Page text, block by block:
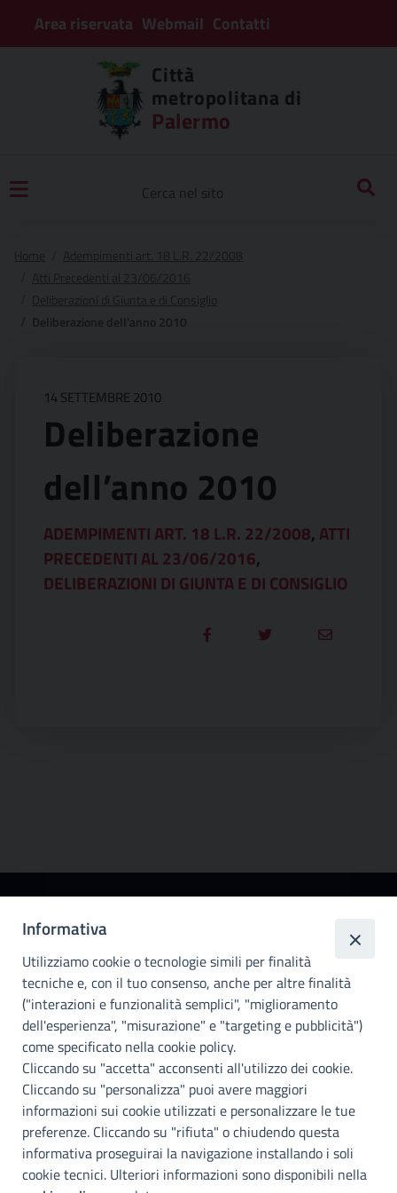
Area riservata Webmail Contatti
Città
metropolitana di
Palermo
14 SETTEMBRE 2010
Deliberazione
dell’anno 2010
ADEMPIMENTI ART. 18 L.R. 22/2008, ATTI
PRECEDENTI AL 23/06/2016,
DELIBERAZIONI DI GIUNTA E DI CONSIGLIO
metropolitana di
Palermo
Info e contatti
Città Metropoliitana di Palermo
Via Maqueda, 100 - 90134 - Palermo
Cod. Fisc. 80021470820
PEC: cm.pa@cert.cittametropolitana.pa.it
I nostri canali social
Accessibilità
Informativa
Utilizziamo cookie o tecnologie simili per finalità
tecniche e, con il tuo consenso, anche per altre finalità
("interazioni e funzionalità semplici", "miglioramento
dell'esperienza", "misurazione" e "targeting e pubblicità")
come specificato nella cookie policy.
Cliccando su "accetta" acconsenti all'utilizzo dei cookie.
Cliccando su "personalizza" puoi avere maggiori
informazioni sui cookie utilizzati e personalizzare le tue
preferenze. Cliccando su "rifiuta" o chiudendo questa
informativa proseguirai la navigazione installando i soli
cookie tecnici. Ulteriori informazioni sono disponibili nella